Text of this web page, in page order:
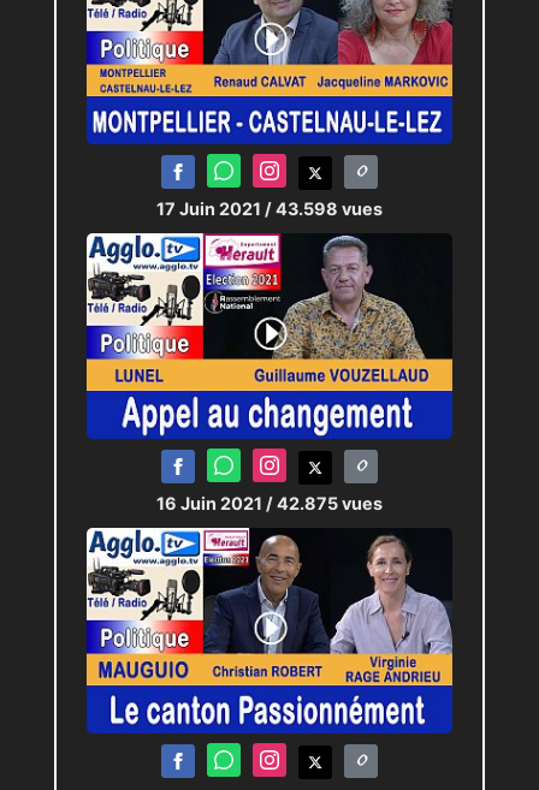
17 Juin 2021 / 43.598 vues
16 Juin 2021 / 42.875 vues